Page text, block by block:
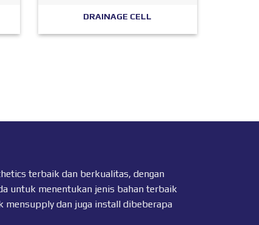
DRAINAGE CELL
terbaik dan berkualitas, dengan
untuk menentukan jenis bahan terbaik
mensupply dan juga install dibeberapa